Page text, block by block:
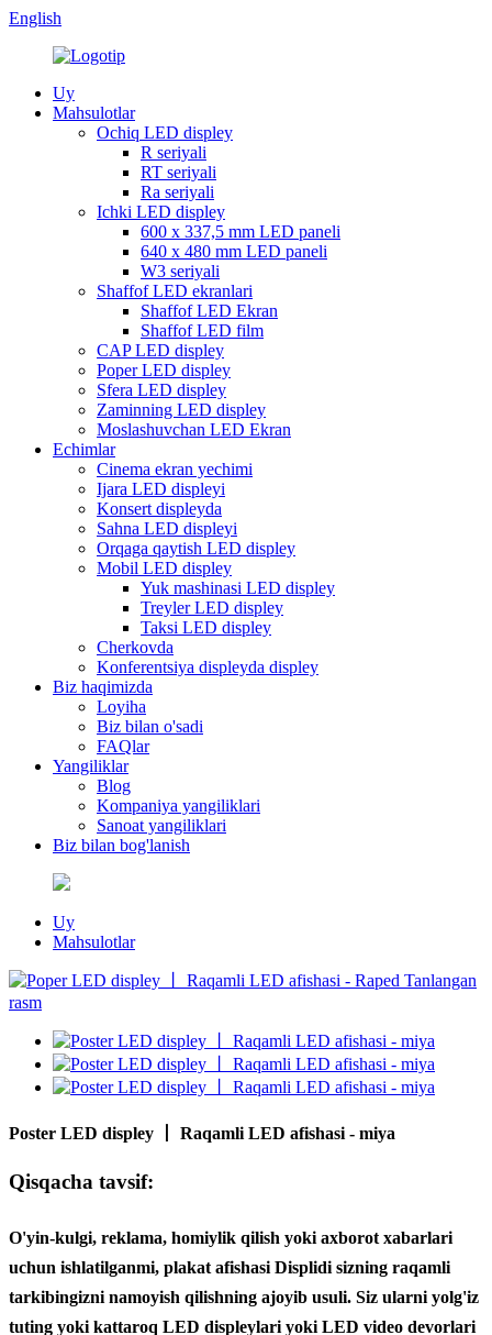
English
Uy
Mahsulotlar
Ochiq LED displey
R seriyali
RT seriyali
Ra seriyali
Ichki LED displey
600 x 337,5 mm LED paneli
640 x 480 mm LED paneli
W3 seriyali
Shaffof LED ekranlari
Shaffof LED Ekran
Shaffof LED film
CAP LED displey
Poper LED displey
Sfera LED displey
Zaminning LED displey
Moslashuvchan LED Ekran
Echimlar
Cinema ekran yechimi
Ijara LED displeyi
Konsert displeyda
Sahna LED displeyi
Orqaga qaytish LED displey
Mobil LED displey
Yuk mashinasi LED displey
Treyler LED displey
Taksi LED displey
Cherkovda
Konferentsiya displeyda displey
Biz haqimizda
Loyiha
Biz bilan o'sadi
FAQlar
Yangiliklar
Blog
Kompaniya yangiliklari
Sanoat yangiliklari
Biz bilan bog'lanish
Uy
Mahsulotlar
Poster LED displey 丨 Raqamli LED afishasi - miya
Qisqacha tavsif:
O'yin-kulgi, reklama, homiylik qilish yoki axborot xabarlari
uchun ishlatilganmi, plakat afishasi Displidi sizning raqamli
tarkibingizni namoyish qilishning ajoyib usuli. Siz ularni yolg'iz
tuting yoki kattaroq LED displeylari yoki LED video devorlari